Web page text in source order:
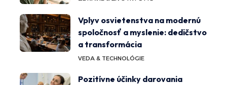
Vplyv osvietenstva na modernú
spoločnosť a myslenie: dedičstvo
a transformácia
VEDA & TECHNOLÓGIE
Pozitívne účinky darovania